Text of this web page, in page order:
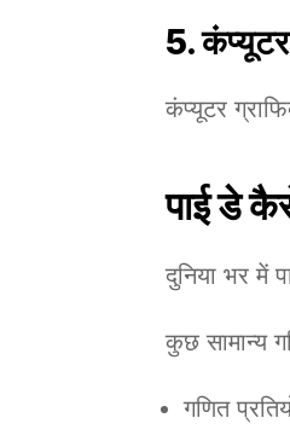
5. कंप्यूटर
कंप्यूटर
पाई डे
दुनिया भर में
कुछ सामान्य
गणित